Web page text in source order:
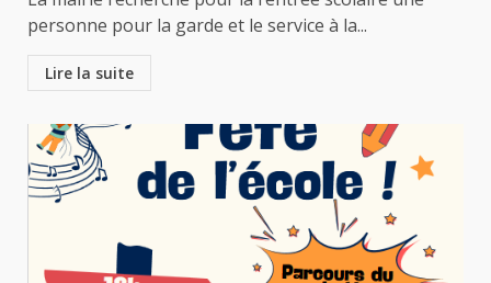
personne pour la garde et le service à la...
Lire la suite